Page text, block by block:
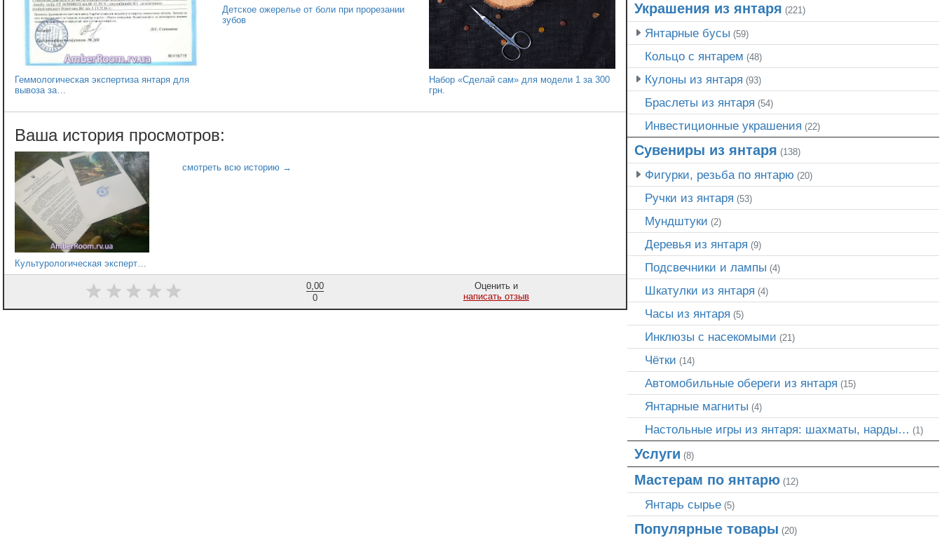
Геммологическая экспертиза янтаря для
вывоза за…
Детское ожерелье от боли при прорезании
зубов
Набор «‎‎Сделай сам» для модели 1 за 300
грн.
Культурологическая экспертиза картин для вывоза за границу «Заключение государственной экспертизы культурных ценностей»
0,00
0
Оценить и
написать отзыв
Украшения из янтаря (221)
Янтарные бусы (59)
Кольцо с янтарем (48)
Кулоны из янтаря (93)
Браслеты из янтаря (54)
Инвестиционные украшения (22)
Сувениры из янтаря (138)
Фигурки, резьба по янтарю (20)
Ручки из янтаря (53)
Мундштуки (2)
Деревья из янтаря (9)
Подсвечники и лампы (4)
Шкатулки из янтаря (4)
Часы из янтаря (5)
Инклюзы с насекомыми (21)
Чётки (14)
Автомобильные обереги из янтаря (15)
Янтарные магниты (4)
Настольные игры из янтаря: шахматы, нарды… (1)
Услуги (8)
Мастерам по янтарю(12)
Янтарь сырье(5)
Популярные товары (20)